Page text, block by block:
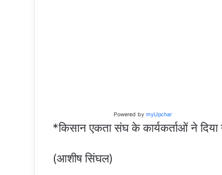
Powered bymyUpchar
*किसान एकता संघ के कार्यकर्ताओं ने
(आशीष सिंघल)